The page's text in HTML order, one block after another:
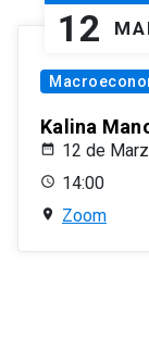
12
Kalina
12 de
14:00
Zoom